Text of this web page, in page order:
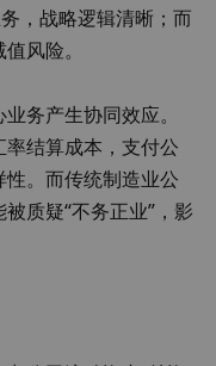
，战略逻辑清晰；而
风险。
务产生协同效应。
结算成本，支付公
。而传统制造业公
质疑“不务正业”，影